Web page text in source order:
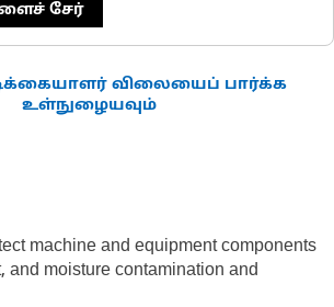
சேர்
விலையைப் பார்க்க
உள்நுழையவும்
machine and equipment components
and moisture contamination and